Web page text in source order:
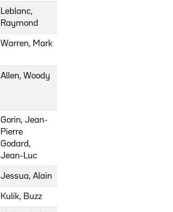
Leblanc,
Raymond
Warren, Mark
Allen, Woody
Gorin, Jean-
Pierre
Godard,
Jean-Luc
Jessua, Alain
Kulik, Buzz